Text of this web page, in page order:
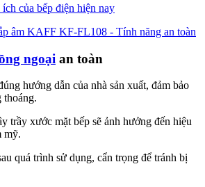
của bếp điện hiện nay
ngoại an toàn
hướng dẫn của nhà sản xuất, đảm bảo
thoáng.
trầy xước mặt bếp sẽ ảnh hưởng đến hiệu
mỹ.
quá trình sử dụng, cẩn trọng để tránh bị